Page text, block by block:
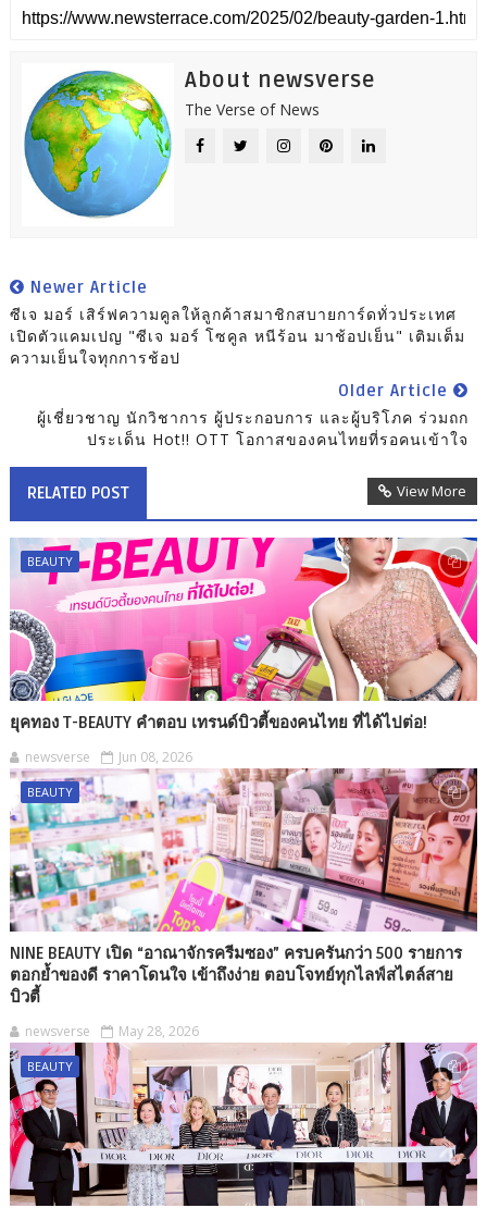
About newsverse
The Verse of News
Newer Article
ซีเจ มอร์ เสิร์ฟความคูลให้ลูกค้าสมาชิกสบายการ์ดทั่วประเทศ
เปิดตัวแคมเปญ "ซีเจ มอร์ โซคูล หนีร้อน มาช้อปเย็น" เติมเต็ม
ความเย็นใจทุกการช้อป
Older Article
ผู้เชี่ยวชาญ นักวิชาการ ผู้ประกอบการ และผู้บริโภค ร่วมถก
ประเด็น Hot!! OTT โอกาสของคนไทยที่รอคนเข้าใจ
RELATED POST View More
BEAUTY
ยุคทอง T-BEAUTY คำตอบ เทรนด์บิวตี้ของคนไทย ที่ได้ไปต่อ!
newsverse Jun 08, 2026
BEAUTY
NINE BEAUTY เปิด “อาณาจักรครีมซอง” ครบครันกว่า 500 รายการ
ตอกย้ำของดี ราคาโดนใจ เข้าถึงง่าย ตอบโจทย์ทุกไลฟ์สไตล์สาย
บิวตี้
newsverse May 28, 2026
BEAUTY